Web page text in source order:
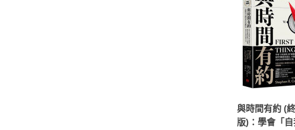
與時間有約 (
版)：學會「自